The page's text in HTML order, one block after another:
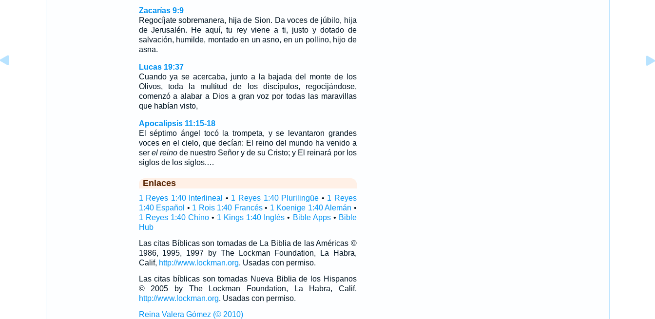
Zacarías 9:9
Regocíjate sobremanera, hija de Sion. Da voces de júbilo, hija
de Jerusalén. He aquí, tu rey viene a ti, justo y dotado de
salvación, humilde, montado en un asno, en un pollino, hijo de
asna.
Lucas 19:37
Cuando ya se acercaba, junto a la bajada del monte de los
Olivos, toda la multitud de los discípulos, regocijándose,
comenzó a alabar a Dios a gran voz por todas las maravillas
que habían visto,
Apocalipsis 11:15-18
El séptimo ángel tocó la trompeta, y se levantaron grandes
voces en el cielo, que decían: El reino del mundo ha venido a
ser el reinode nuestro Señor y de su Cristo; y El reinará por los
siglos de los siglos.…
Enlaces
1 Reyes 1:40 Interlineal • 1 Reyes 1:40 Plurilingüe • 1 Reyes
1:40 Español • 1 Rois 1:40 Francés• 1 Koenige 1:40 Alemán •
1 Reyes 1:40 Chino• 1 Kings 1:40 Inglés • Bible Apps• Bible
Hub
Las citas Bíblicas son tomadas de La Biblia de las Américas ©
1986, 1995, 1997 by The Lockman Foundation, La Habra,
Calif, http://www.lockman.org. Usadas con permiso.
Las citas bíblicas son tomadas Nueva Biblia de los Hispanos
© 2005 by The Lockman Foundation, La Habra, Calif,
http://www.lockman.org. Usadas con permiso.
Reina Valera Gómez (© 2010)